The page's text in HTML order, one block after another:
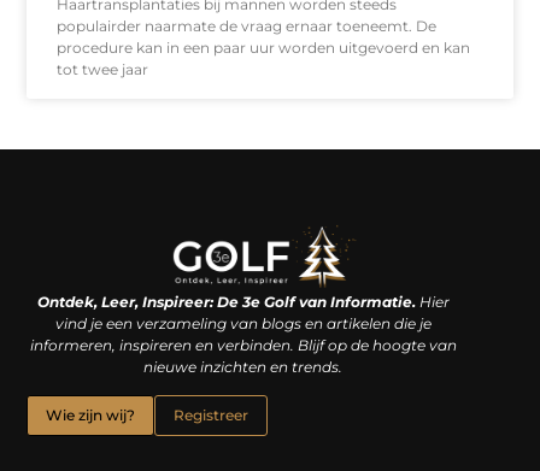
Haartransplantaties bij mannen worden steeds
populairder naarmate de vraag ernaar toeneemt. De
procedure kan in een paar uur worden uitgevoerd en kan
tot twee jaar
Ontdek, Leer, Inspireer: De 3e Golf van Informatie.Hier
vind je een verzameling van blogs en artikelen die je
informeren, inspireren en verbinden. Blijf op de hoogte van
nieuwe inzichten en trends.
Wie zijn wij? Registreer